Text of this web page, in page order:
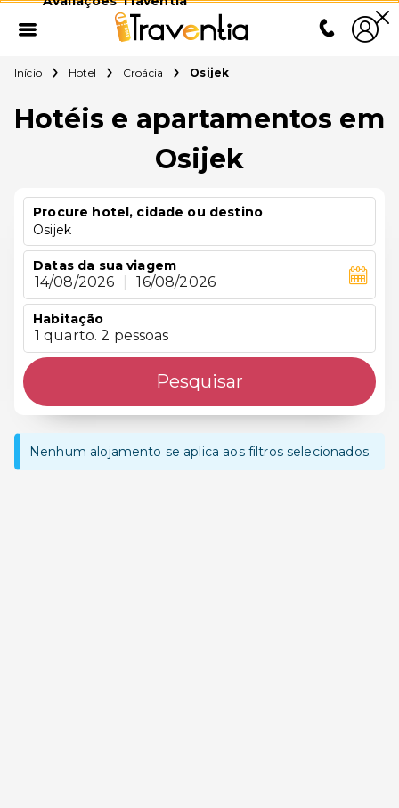
Início Hotel Croácia Osijek
Hotéis e apartamentos em
Osijek
Procure hotel, cidade ou destino
Osijek
Datas da sua viagem
14/08/2026 16/08/2026
Habitação
1 quarto. 2 pessoas
Pesquisar
Nenhum alojamento se aplica aos filtros selecionados.